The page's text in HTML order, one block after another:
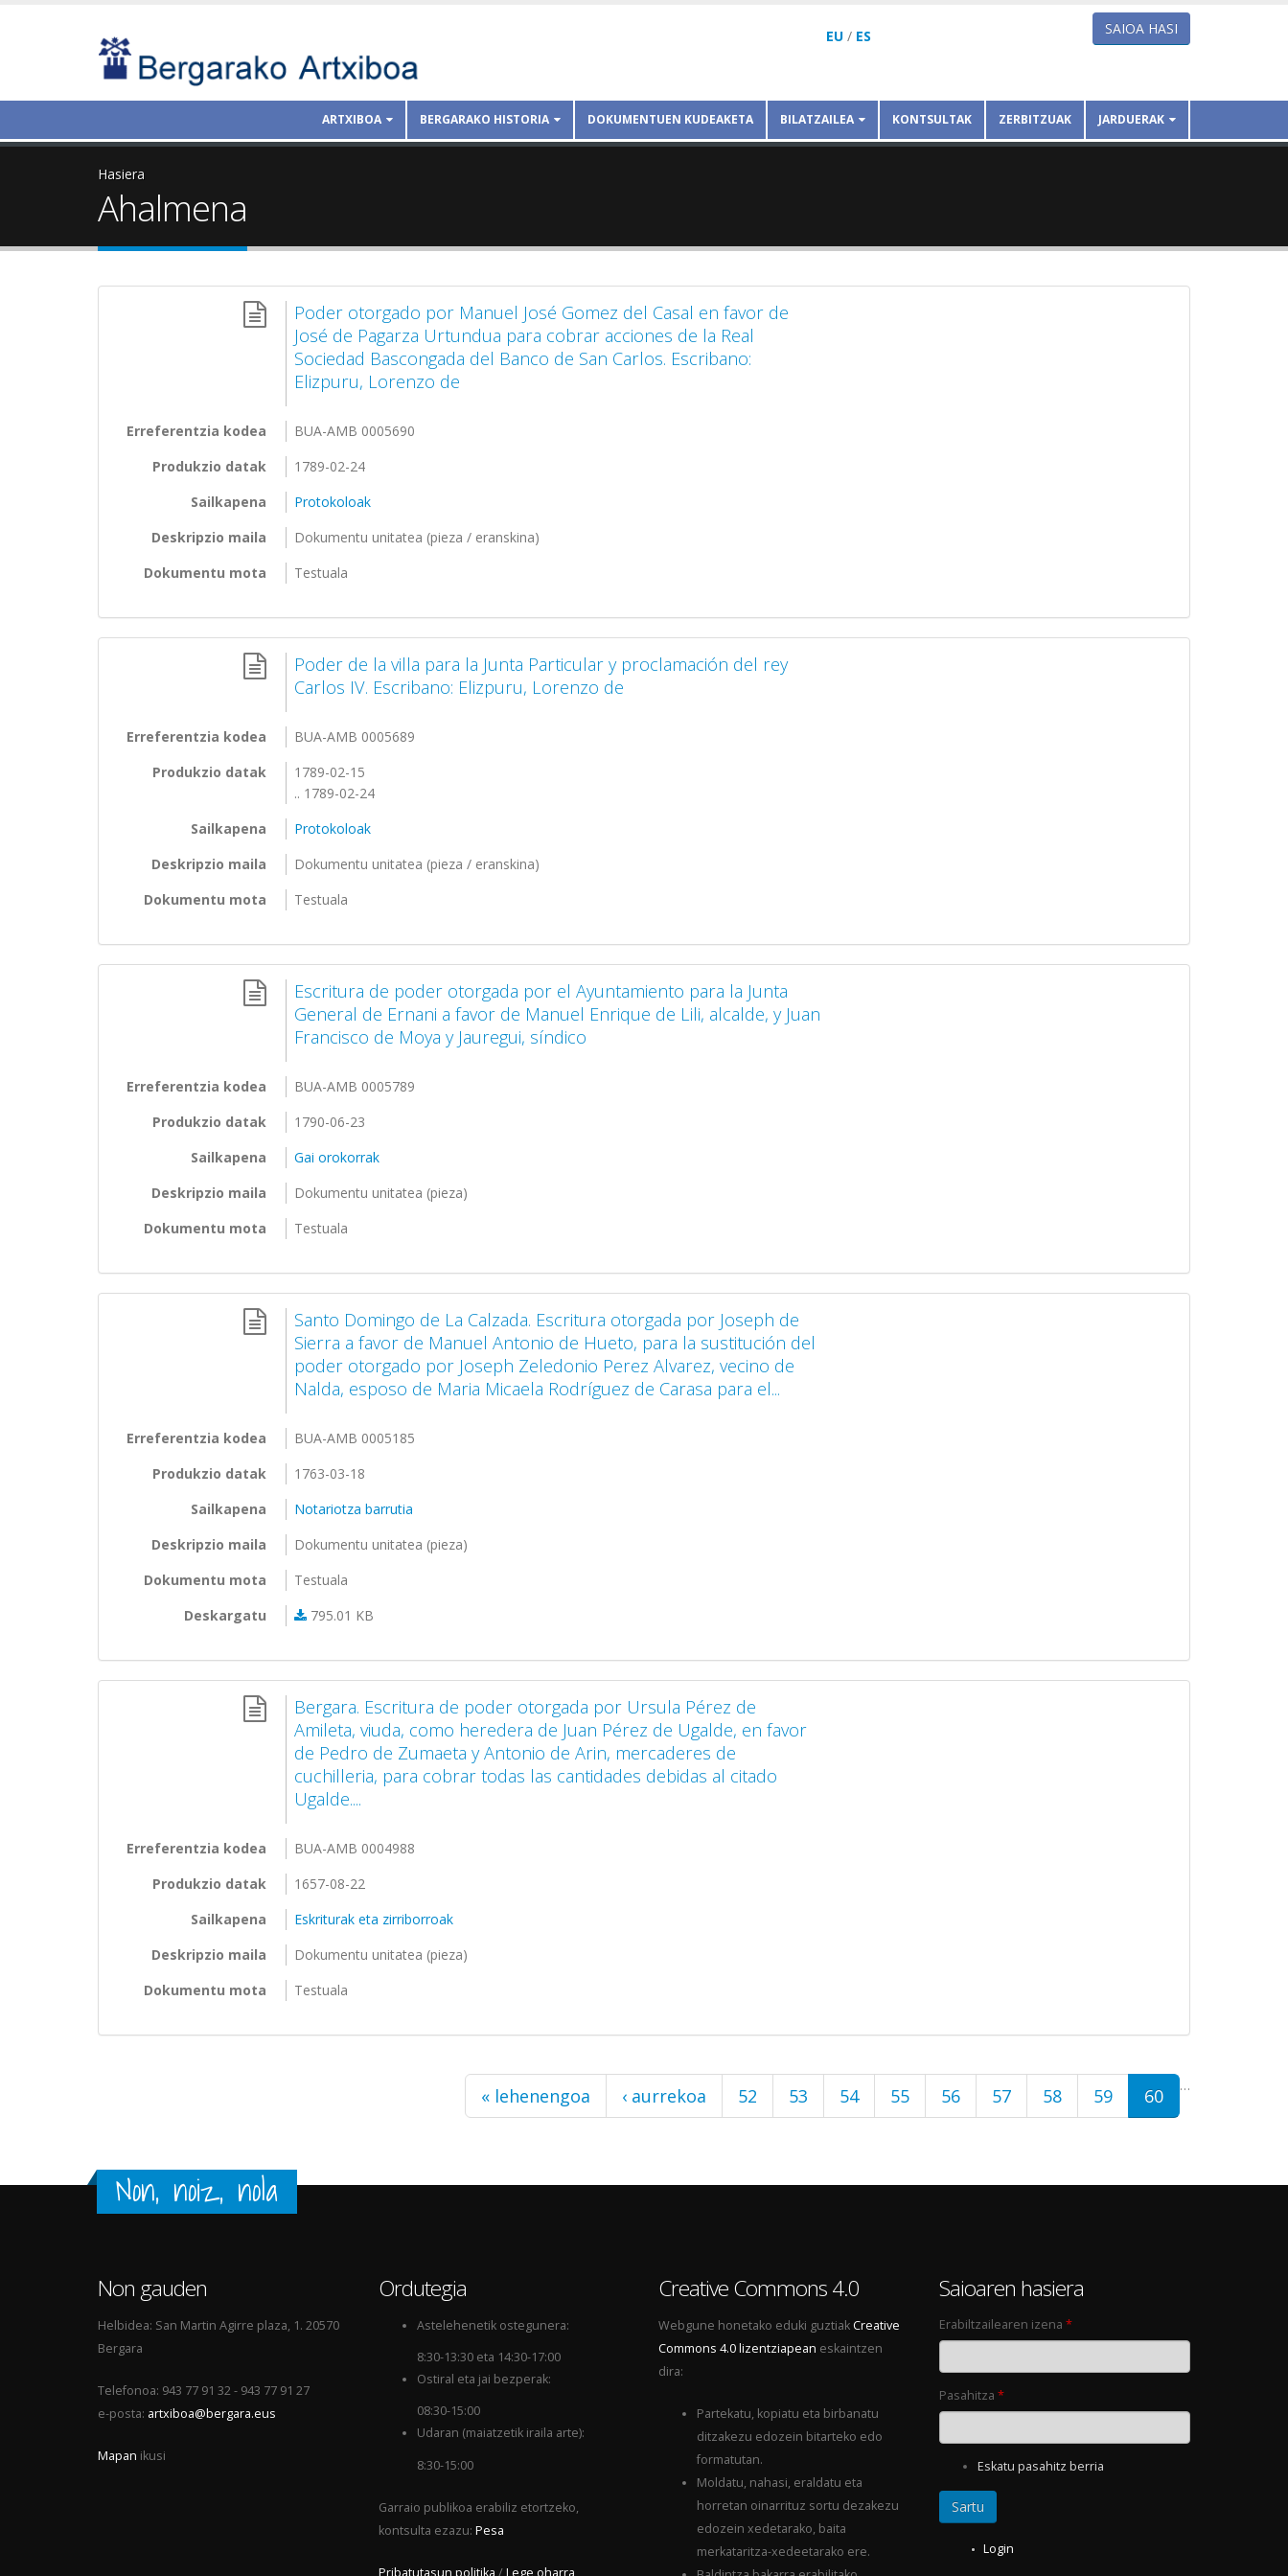
EU / ES SAIOA HASI
ARTXIBOA BERGARAKO HISTORIA DOKUMENTUEN KUDEAKETA BILATZAILEA KONTSULTAK ZERBITZUAK JARDUERAK
Hasiera
Ahalmena
Poder otorgado por Manuel José Gomez del Casal en favor de
José de Pagarza Urtundua para cobrar acciones de la Real
Sociedad Bascongada del Banco de San Carlos. Escribano:
Elizpuru, Lorenzo de
Erreferentzia kodea
BUA-AMB 0005690
Produkzio datak
1789-02-24
Sailkapena
Protokoloak
Deskripzio maila
Dokumentu unitatea (pieza / eranskina)
Dokumentu mota
Testuala
Poder de la villa para la Junta Particular y proclamación del rey
Carlos IV. Escribano: Elizpuru, Lorenzo de
Erreferentzia kodea
BUA-AMB 0005689
Produkzio datak
1789-02-15
.. 1789-02-24
Sailkapena
Protokoloak
Deskripzio maila
Dokumentu unitatea (pieza / eranskina)
Dokumentu mota
Testuala
Escritura de poder otorgada por el Ayuntamiento para la Junta
General de Ernani a favor de Manuel Enrique de Lili, alcalde, y Juan
Francisco de Moya y Jauregui, síndico
Erreferentzia kodea
BUA-AMB 0005789
Produkzio datak
1790-06-23
Sailkapena
Gai orokorrak
Deskripzio maila
Dokumentu unitatea (pieza)
Dokumentu mota
Testuala
Santo Domingo de La Calzada. Escritura otorgada por Joseph de
Sierra a favor de Manuel Antonio de Hueto, para la sustitución del
poder otorgado por Joseph Zeledonio Perez Alvarez, vecino de
Nalda, esposo de Maria Micaela Rodríguez de Carasa para el...
Erreferentzia kodea
BUA-AMB 0005185
Produkzio datak
1763-03-18
Sailkapena
Notariotza barrutia
Deskripzio maila
Dokumentu unitatea (pieza)
Dokumentu mota
Testuala
Deskargatu
795.01 KB
Bergara. Escritura de poder otorgada por Ursula Pérez de
Amileta, viuda, como heredera de Juan Pérez de Ugalde, en favor
de Pedro de Zumaeta y Antonio de Arin, mercaderes de
cuchilleria, para cobrar todas las cantidades debidas al citado
Ugalde....
Erreferentzia kodea
BUA-AMB 0004988
Produkzio datak
1657-08-22
Sailkapena
Eskriturak eta zirriborroak
Deskripzio maila
Dokumentu unitatea (pieza)
Dokumentu mota
Testuala
« lehenengoa ‹ aurrekoa …
52 53 54 55 56 57 58 59 60
Non, noiz, nola
Non gauden
Helbidea: San Martin Agirre plaza, 1. 20570
Bergara
Telefonoa: 943 77 91 32 - 943 77 91 27
e-posta: artxiboa@bergara.eus
Mapan ikusi
Ordutegia
Astelehenetik ostegunera:
8:30-13:30 eta 14:30-17:00
Ostiral eta jai bezperak:
08:30-15:00
Udaran (maiatzetik iraila arte):
8:30-15:00
Garraio publikoa erabiliz etortzeko,
kontsulta ezazu: Pesa
Pribatutasun politika /Lege oharra
Creative Commons 4.0
Webgune honetako eduki guztiakCreative
Commons 4.0 lizentziapean eskaintzen
dira:
Partekatu, kopiatu eta birbanatu
ditzakezu edozein bitarteko edo
formatutan.
Moldatu, nahasi, eraldatu eta
horretan oinarrituz sortu dezakezu
edozein xedetarako, baita
merkataritza-xedeetarako ere.
Saioaren hasiera
Erabiltzailearen izena *
Pasahitza *
Eskatu pasahitz berria
Login